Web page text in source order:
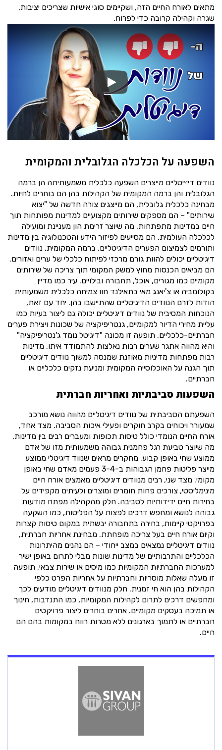
מתאים לאורח החיים הזה, ושקיימים סוגי אישיות שצריכים יציבות,
שגרה וקהילה קרובה כדי לפרוח.
השפעה על הכלכלה הגלובלית והמקומית
נוודים דיগיטליים מייצרים השפעה כלכלית משמעותיתה הן ברמה
הגלובלית והן ברמה המקומית של הקהילות בהן הם בוחרים לחיות.
מבחינה כלכלית גלובלית, הם מייצגים צורה חדשה של "יצוא
שירותים" – הם מספקים שירותים מקצועיים למדינות מפותחות תוך
חיים במדינות מתפתחות, מה שיוצר זרימת הון מעניינת ומועילה
לכלכלה העולמית. הם מסייעים לפיזור הידע והטכנולוגיה בין מדינות
ותורמים לצמיצום הפערים הדיגיטליים. ברמה המקומית, נוודים
דיגיטליים יכולים להוות גורם מרכזי לפיתוח כלכלי של ערים ואזורים.
הם מביאים הכנסות מחוץ למשק המקומי תוך צריכה של שירותים
מקומיים כמו מגורים, אוכל, תחבורה ובילויים. עיר כמו מדיין
בקולומביה או צ'יאנג מאי בתאילנד חוו צמיחה כלכלית משמעותית
הודות לזרם הנוודים הדיגיטליים שהתיישבו בהן. יחד עם זאת,
הנוכחות המסיבית של נוודים דיגיטליים יכולה גם ליצור בעיות כמו
עליית מחירי הדיור למקומיים, גנטריפיקציה של שכונות ויצירת פערים
חברתיים-כלכליים. תופעה זו מכונה "דיגיטל נומד ג'נטריפיקציה"
והיא מהווה אתגר שערים רבות נאלצות להתמודד איתו. מדינות
רבות מפתחות מדיניות מאוזנת שמנסה למשוך נוודים דיגיטליים
תוך הגנה על האוכלוסייה המקומית ומניעת נזקים כלכליים או
חברתיים.
השפעות סביבתיות ואחריות חברתית
השפעתם הסביבתית של נוודים דיגיטליים מהווה נושא מורכב
שמעורר ויכוחים בקרב חוקרים ופעילי איכות הסביבה. מצד אחד,
אורח החיים הנומדי כולל טיסות תכופות ומעברים רבים בין מדינות,
מה שיוצר טביעת רגל פחמנית גבוהה משמעותית מזו של אדם
ממוצע שחי באופן קבוע. מחקרים מראים שנווד דיגיטלי ממוצע
מייצר פליטות פחמן הגבוהות ב-3-4 פעמים מאדם שחי באופן
מקומי. מצד שני, רבים מנוודים דיגיטליים מאמצים אורח חיים
מינימליסטי, צורכים פחות חומרים ומוצרים ולעיתים מקפידים על
בחירות חיים ידידותיות לסביבה. חלק מהקהילה מפתח מודעות
גבוהה לנושא ומחפש דרכים לפצות על הפליטות, כמו השקעה
בפרויקטי קיימות, בחירה בתחבורה יבשתית במקום טיסות קצרות
וקיום אורח חיים בעל צריכה מופחתת. מבחינת אחריות חברתית,
נוודים דיגיטליים נמצאים במצב ייחודי – הם נהנים מהיתרונות
הכלכליים והתרבותיים של מדינות שונות מבלי לתרום באופן ישיר
למערכות החברתיות המקומיות כמו מיסים או שירות צבאי. תופעה
זו מעלה שאלות מוסריות וחברתיות על אחריות הפרט כלפי
הקהילות בהן הוא חי זמנית. חלק מנוודים דיגיטליים מודעים לכך
ומחפשים דרכים לתרום לקהילות המקומיות, כמו התנדבות, חינוך
או תמיכה בעסקים מקומיים. אחרים בוחרים ליצור פרויקטים
חברתיים או לתמוך בארגונים ללא מטרות רווח במקומות בהם הם
חיים.